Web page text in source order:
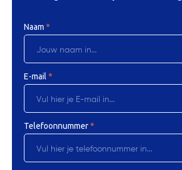
Naam *
E-mail *
Telefoonnummer*